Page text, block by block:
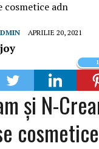
APRILIE 20, 2021
1
și N-